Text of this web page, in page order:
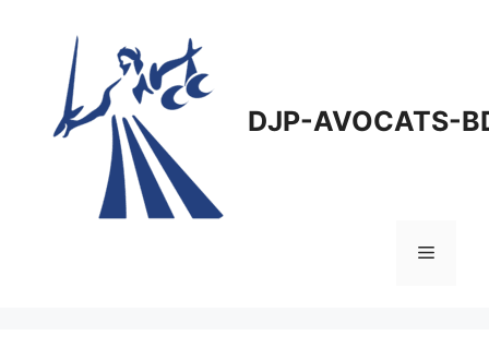
DJP-AVOCATS-
Menu